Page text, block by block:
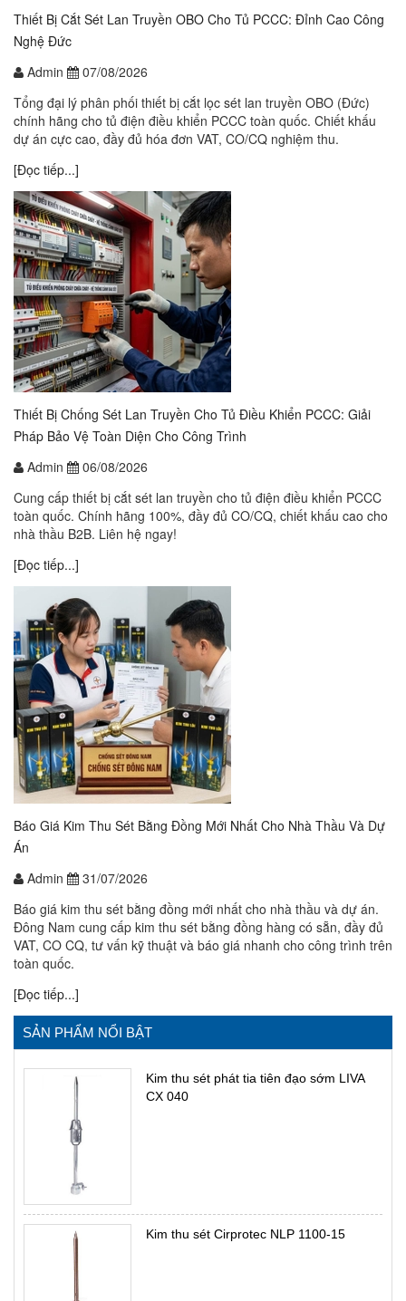
Thiết Bị Cắt Sét Lan Truyền OBO Cho Tủ PCCC: Đỉnh Cao Công
Nghệ Đức
Admin
07/08/2026
Tổng đại lý phân phối thiết bị cắt lọc sét lan truyền OBO (Đức)
chính hãng cho tủ điện điều khiển PCCC toàn quốc. Chiết khấu
dự án cực cao, đầy đủ hóa đơn VAT, CO/CQ nghiệm thu.
[Đọc tiếp...]
Thiết Bị Chống Sét Lan Truyền Cho Tủ Điều Khiển PCCC: Giải
Pháp Bảo Vệ Toàn Diện Cho Công Trình
Admin
06/08/2026
Cung cấp thiết bị cắt sét lan truyền cho tủ điện điều khiển PCCC
toàn quốc. Chính hãng 100%, đầy đủ CO/CQ, chiết khấu cao cho
nhà thầu B2B. Liên hệ ngay!
[Đọc tiếp...]
Báo Giá Kim Thu Sét Bằng Đồng Mới Nhất Cho Nhà Thầu Và Dự
Án
Admin
31/07/2026
Báo giá kim thu sét bằng đồng mới nhất cho nhà thầu và dự án.
Đông Nam cung cấp kim thu sét bằng đồng hàng có sẵn, đầy đủ
VAT, CO CQ, tư vấn kỹ thuật và báo giá nhanh cho công trình trên
toàn quốc.
[Đọc tiếp...]
SẢN PHẨM NỔI BẬT
Kim thu sét phát tia tiên đạo sớm LIVA
CX 040
Kim thu sét Cirprotec NLP 1100-15